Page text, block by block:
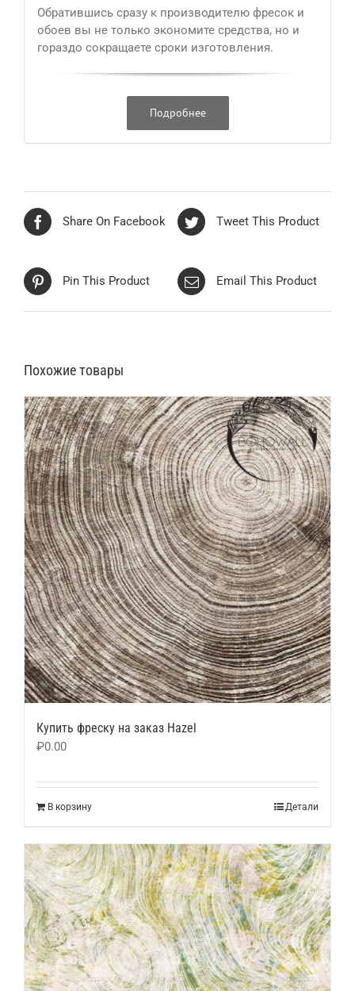
Обратившись сразу к производителю фресок и
обоев вы не только экономите средства, но и
гораздо сокращаете сроки изготовления.
Подробнее
Share On Facebook Tweet This Product
Pin This Product Email This Product
Похожие товары
Купить фреску на заказ Hazel
₽0.00
В корзину Детали